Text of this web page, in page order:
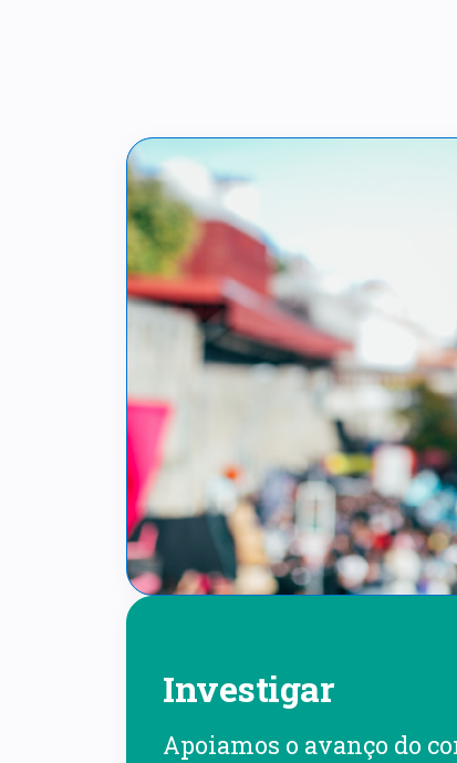
Investigar
Apoiamos o avanço do